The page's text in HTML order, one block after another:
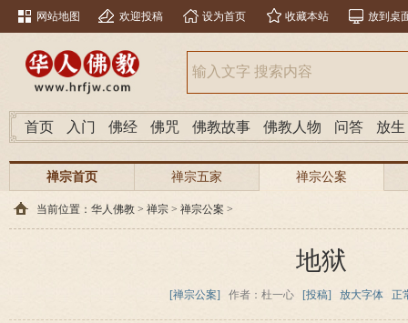
网站地图 欢迎投稿 设为首页 收藏本站 放到桌
首页 入门 佛经 佛咒 佛教故事 佛教人物 问答 放生
禅宗首页 禅宗五家 禅宗公案
当前位置： 华人佛教 > 禅宗 > 禅宗公案 >
地狱
[禅宗公案] 作者：杜一心 [投稿] 放大字体 正